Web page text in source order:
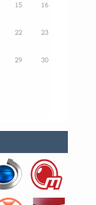
15 16
22 23
29 30